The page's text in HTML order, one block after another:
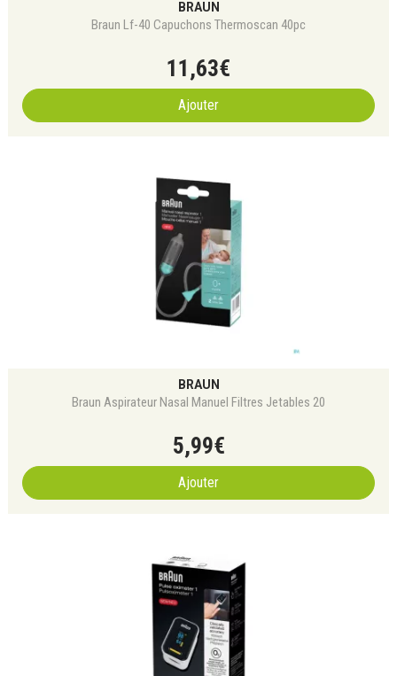
BRAUN
Braun Lf-40 Capuchons Thermoscan 40pc
11 ,63€
Ajouter
BRAUN
Braun Aspirateur Nasal Manuel Filtres Jetables 20
5,99€
Ajouter